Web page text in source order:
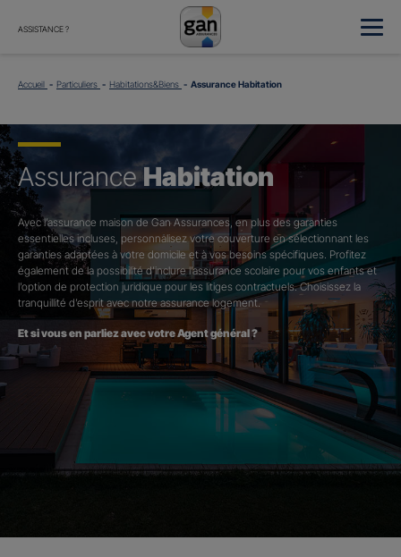
ASSISTANCE ?
Accueil Particuliers Habitations&Biens Assurance Habitation
AssuranceHabitation
Avec l’assurance maison de Gan Assurances, en plus des garanties
essentielles incluses, personnalisez votre couverture en sélectionnant les
garanties adaptées à votre domicile et à vos besoins spécifiques. Profitez
également de la possibilité d’inclure l’assurance scolaire pour vos enfants et
l’option de protection juridique pour les litiges contractuels. Choisissez la
tranquillité d’esprit avec notre assurance logement.
Et si vous en parliez avec votre Agent général ?